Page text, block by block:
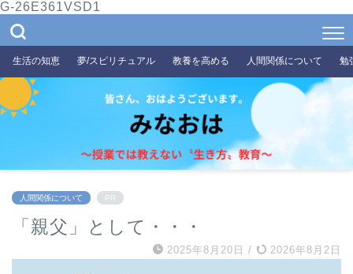
G-26E361VSD1
生活の知恵 夢/スピリチュアル 教養を高める 人間関係について 勉
人間関係について PR
「親父」として・・・
2025年8月20日 / 2026年8月2日